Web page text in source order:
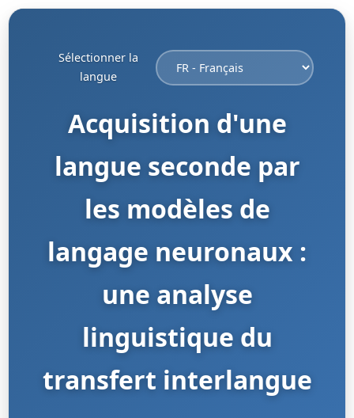
Sélectionner la
langue
Acquisition d'une
langue seconde par
les modèles de
langage neuronaux :
une analyse
linguistique du
transfert interlangue